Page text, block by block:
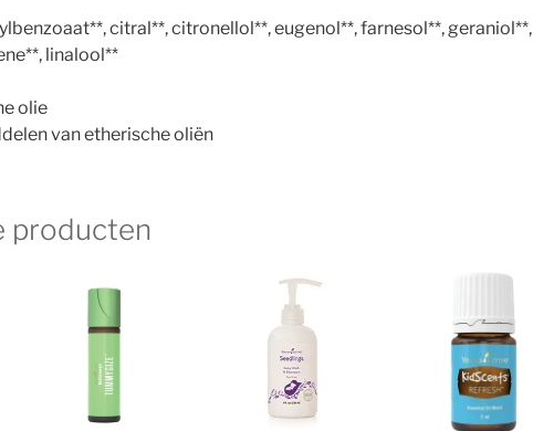
citral**, citronellol**, eugenol**, farnesol**, geraniol**,
linalool**
olie
van etherische oliën
producten